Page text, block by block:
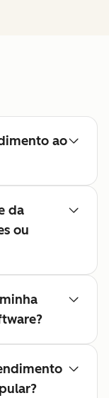
ao
da
ou